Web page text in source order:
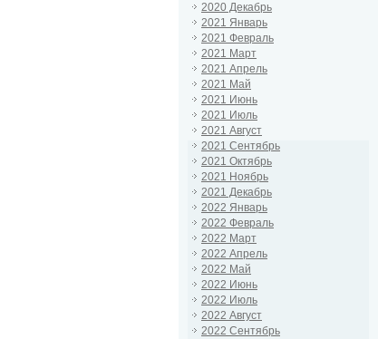
2020 Декабрь
2021 Январь
2021 Февраль
2021 Март
2021 Апрель
2021 Май
2021 Июнь
2021 Июль
2021 Август
2021 Сентябрь
2021 Октябрь
2021 Ноябрь
2021 Декабрь
2022 Январь
2022 Февраль
2022 Март
2022 Апрель
2022 Май
2022 Июнь
2022 Июль
2022 Август
2022 Сентябрь